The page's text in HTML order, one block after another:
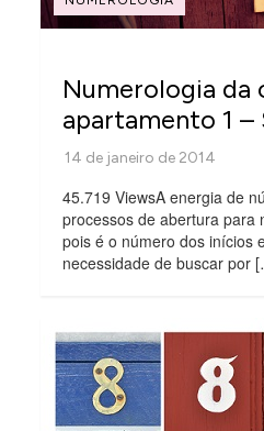
Numerologia da
apartamento 1 –
45.719 ViewsA energia de
processos de abertura para
pois é o número dos inícios
necessidade de buscar por